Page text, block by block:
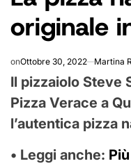
originale
onOttobre 30, 2022 Martina
Il pizzaiolo Steve
Pizza Verace a
l’autentica pizza
• Leggi anche: